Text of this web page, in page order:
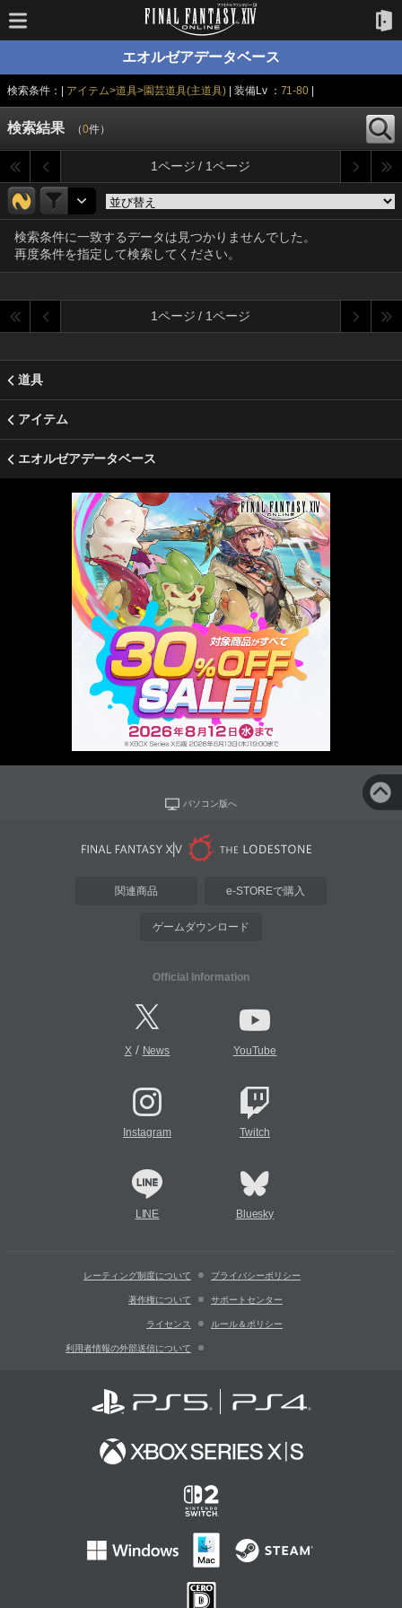
エオルゼアデータベース
検索条件：| アイテム>道具>園芸道具(主道具) | 装備Lv ： 71-80
検索結果 （0件）
1ページ / 1ページ
検索条件に一致するデータは見つかりませんでした。
再度条件を指定して検索してください。
1ページ / 1ページ
道具
アイテム
エオルゼアデータベース
パソコン版へ
関連商品 e-STOREで購入
ゲームダウンロード
Official Information
X/ News YouTube
Instagram Twitch
LINE Bluesky
レーティング制度について プライバシーポリシー
著作権について サポートセンター
ライセンス ルール＆ポリシー
利用者情報の外部送信について